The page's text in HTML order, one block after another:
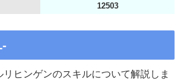
12503
ヒンゲンのスキルについて解説しま